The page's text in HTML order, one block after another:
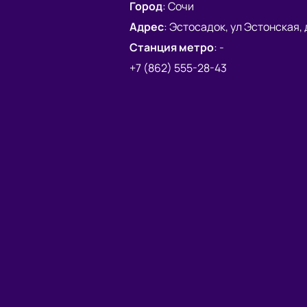
Город:Сочи
Адрес:Эстосадок, ул Эстонская,
Станция метро: -
+7 (862) 555-28-43